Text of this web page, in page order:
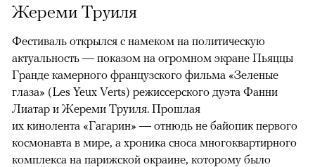
Жереми Труиля
Фестиваль открылся с намеком на политическую
актуальность — показом на огромном экране Пьяццы
Гранде камерного французского фильма «Зеленые
глаза» (Les Yeux Verts) режиссерского дуэта Фанни
Лиатар и Жереми Труиля. Прошлая
их кинолента «Гагарин» — отнюдь не байопик первого
космонавта в мире, а хроника сноса многоквартирного
комплекса на парижской окраине, которому было